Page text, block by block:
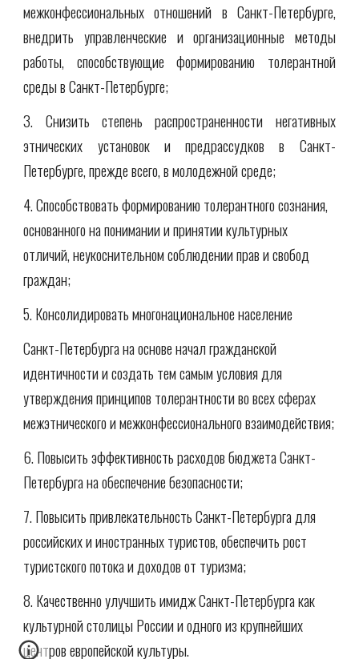
межконфессиональных отношений в Санкт-Петербурге,
внедрить управленческие и организационные методы
работы, способствующие формированию толерантной
среды в Санкт-Петербурге;
3. Снизить степень распространенности негативных
этнических установок и предрассудков в Санкт-
Петербурге, прежде всего, в молодежной среде;
4. Способствовать формированию толерантного сознания,
основанного на понимании и принятии культурных
отличий, неукоснительном соблюдении прав и свобод
граждан;
5. Консолидировать многонациональное население
Санкт-Петербурга на основе начал гражданской
идентичности и создать тем самым условия для
утверждения принципов толерантности во всех сферах
межэтнического и межконфессионального взаимодействия;
6. Повысить эффективность расходов бюджета Санкт-
Петербурга на обеспечение безопасности;
7. Повысить привлекательность Санкт-Петербурга для
российских и иностранных туристов, обеспечить рост
туристского потока и доходов от туризма;
8. Качественно улучшить имидж Санкт-Петербурга как
культурной столицы России и одного из крупнейших
центров европейской культуры.